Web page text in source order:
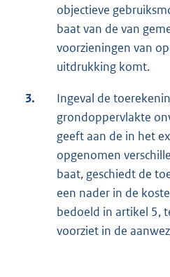
objectieve
baat van de van
voorzieningen van
uitdrukking komt.
3.
Ingeval de
grondoppervlakte
geeft aan de in het
opgenomen
baat, geschiedt de
een nader in de
bedoeld in artikel 5,
voorziet in de